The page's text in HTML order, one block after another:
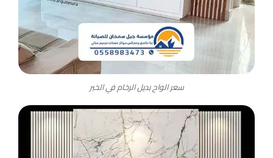
سعر الواح بديل الرخام في الخبر